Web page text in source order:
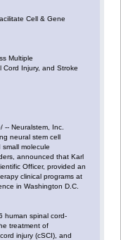
Cell & Gene
Multiple
Cord Injury, and Stroke
-- Neuralstem, Inc.
neural stem cell
molecule
announced that Karl
Officer, provided an
clinical programs at
in Washington D.C.
human spinal cord-
treatment of
injury (cSCI), and